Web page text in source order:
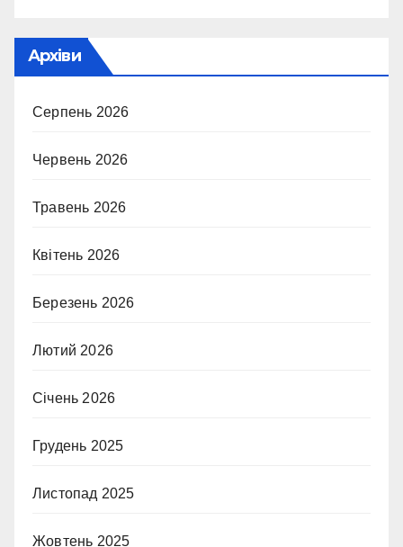
Архіви
Серпень 2026
Червень 2026
Травень 2026
Квітень 2026
Березень 2026
Лютий 2026
Січень 2026
Грудень 2025
Листопад 2025
Жовтень 2025